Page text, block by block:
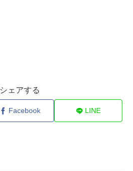
シェアする
Facebook LINE